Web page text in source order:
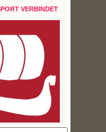
VERBINDET